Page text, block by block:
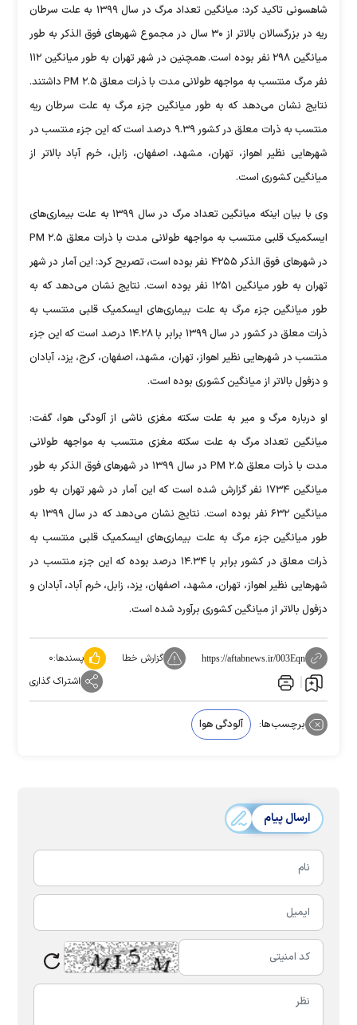
شاهسونی تاکید کرد: میانگین تعداد مرگ در سال ۱۳۹۹ به علت سرطان
ریه در بزرگسالان بالاتر از ۳۰ سال در مجموع شهر‌های فوق الذکر به طور
میانگین ۲۹۸ نفر بوده است. همچنین در شهر تهران به طور میانگین ۱۱۲
نفر مرگ منتسب به مواجهه طولانی مدت با ذرات معلق PM ۲.۵ داشتند.
نتایج نشان می‌دهد که به طور میانگین جزء مرگ به علت سرطان ریه
منتسب به ذرات معلق در کشور ۹.۳۹ درصد است که این جزء منتسب در
شهر‌هایی نظیر اهواز، تهران، مشهد، اصفهان، زابل، خرم آباد بالاتر از
میانگین کشوری است.
وی با بیان اینکه میانگین تعداد مرگ در سال ۱۳۹۹ به علت بیماری‌های
ایسکمیک قلبی منتسب به مواجهه طولانی مدت با ذرات معلق PM ۲.۵
در شهر‌های فوق الذکر ۴۲۵۵ نفر بوده است، تصریح کرد: این آمار در شهر
تهران به طور میانگین ۱۲۵۱ نفر بوده است. نتایج نشان می‌دهد که به
طور میانگین جزء مرگ به علت بیماری‌های ایسکمیک قلبی منتسب به
ذرات معلق در کشور در سال ۱۳۹۹ برابر با ۱۴.۲۸ درصد است که این جزء
منتسب در شهر‌هایی نظیر اهواز، تهران، مشهد، اصفهان، کرج، یزد، آبادان
و دزفول بالاتر از میانگین کشوری بوده است.
او درباره مرگ و میر به علت سکته مغزی ناشی از آلودگی هوا، گفت:
میانگین تعداد مرگ به علت سکته مغزی منتسب به مواجهه طولانی
مدت با ذرات معلق PM ۲.۵ در سال ۱۳۹۹ در شهر‌های فوق الذکر به طور
میانگین ۱۷۳۴ نفر گزارش شده است که این آمار در شهر تهران به طور
میانگین ۶۳۲ نفر بوده است. نتایج نشان می‌دهد که در سال ۱۳۹۹ به
طور میانگین جزء مرگ به علت بیماری‌های ایسکمیک قلبی منتسب به
ذرات معلق در کشور برابر با ۱۴.۳۴ درصد بوده که این جزء منتسب در
شهر‌هایی نظیر اهواز، تهران، مشهد، اصفهان، یزد، زابل، خرم آباد، آبادان و
دزفول بالاتر از میانگین کشوری برآورد شده است.
https://aftabnews.ir/003Eqn گزارش خطا پسندها:۰
اشتراک گذاری
برچسب‌ها: آلودگی هوا
ارسال پیام